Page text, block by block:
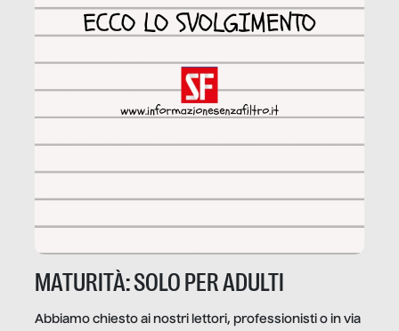
MATURITÀ: SOLO PER ADULTI
Abbiamo chiesto ai nostri lettori, professionisti o in via